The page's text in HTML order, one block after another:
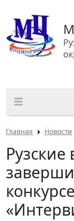
Главная Новости
конкурсе